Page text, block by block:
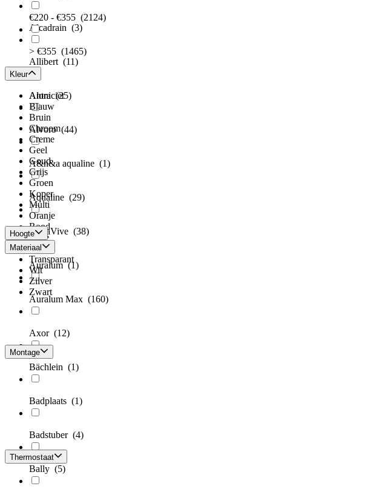
Alcadrain (3)
Allibert (11)
Aloni(25)
Alvoro(44)
A&n&a aqualine (1)
Aqualine (29)
AquaVive (38)
Auralum(1)
Auralum Max (160)
Axor (12)
Bächlein (1)
Badplaats (1)
Badstuber (4)
Bally (5)
€220 - €355 (2124)
> €355 (1465)
Kleur
Antraciet
Blauw
Bruin
Chroom
Creme
Geel
Goud
Grijs
Groen
Koper
Multi
Oranje
Rood
Roze
Taupe
Transparant
Wit
Zilver
Zwart
Hoogte
Materiaal
Montage
Thermostaat